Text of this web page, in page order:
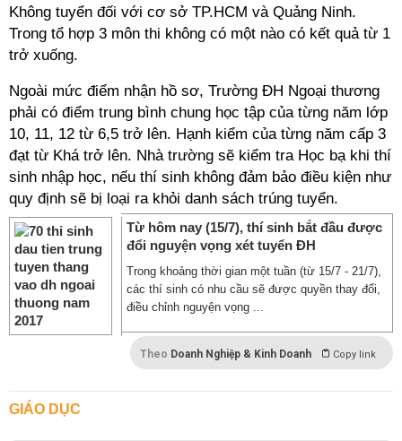
Không tuyển đối với cơ sở TP.HCM và Quảng Ninh.
Trong tổ hợp 3 môn thi không có một nào có kết quả từ 1
trở xuống.
Ngoài mức điểm nhận hồ sơ, Trường ĐH Ngoại thương
phải có điểm trung bình chung học tập của từng năm lớp
10, 11, 12 từ 6,5 trở lên. Hạnh kiểm của từng năm cấp 3
đạt từ Khá trở lên. Nhà trường sẽ kiểm tra Học bạ khi thí
sinh nhập học, nếu thí sinh không đảm bảo điều kiện như
quy định sẽ bị loại ra khỏi danh sách trúng tuyển.
Từ hôm nay (15/7), thí sinh bắt đầu được
đổi nguyện vọng xét tuyển ĐH
Trong khoảng thời gian một tuần (từ 15/7 - 21/7),
các thí sinh có nhu cầu sẽ được quyền thay đổi,
điều chỉnh nguyện vọng ...
Theo Doanh Nghiệp & Kinh Doanh Copy link
GIÁO DỤC